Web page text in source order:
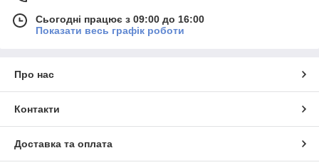
Сьогодні працює з 09:00 до 16:00
Показати весь графік роботи
Про нас
Контакти
Доставка та оплата